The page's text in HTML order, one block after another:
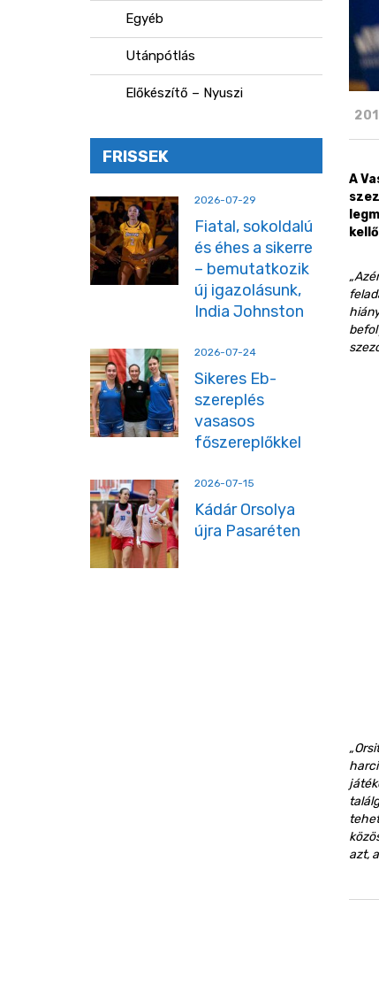
A
azt,
Egyéb
Utánpótlás
Előkészítő – Nyuszi
FRISSEK
2026-07-29
Fiatal, sokoldalú
és éhes a sikerre
– bemutatkozik
új igazolásunk,
India Johnston
2026-07-24
Sikeres Eb-
szereplés
vasasos
főszereplőkkel
2026-07-15
Kádár Orsolya
újra Pasaréten